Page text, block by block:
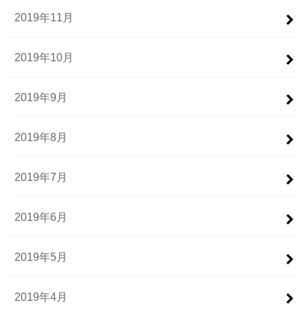
2019年11月
2019年10月
2019年9月
2019年8月
2019年7月
2019年6月
2019年5月
2019年4月